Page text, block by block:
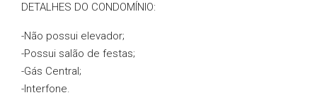
DETALHES DO CONDOMÍNIO:
-Não possui elevador;
-Possui salão de festas;
-Gás Central;
-Interfone.